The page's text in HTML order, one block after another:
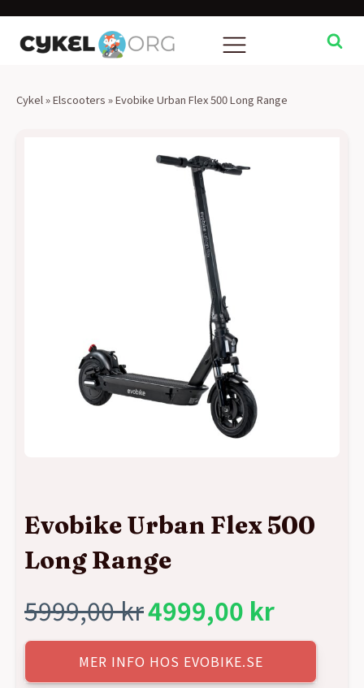
Cykel »Elscooters »Evobike Urban Flex 500 Long Range
Evobike Urban Flex 500
Long Range
5999,00kr
Det
ursprungliga
4999,00 kr
Det
nuvarande
MER INFO HOS EVOBIKE.SE